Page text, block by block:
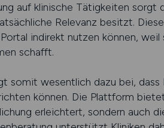
auf klinische Tätigkeiten sorgt
Relevanz besitzt.
indirekt nutzen können,
schafft.
somit wesentlich dazu bei,
können. Die Plattform
erleichtert, sondern auch